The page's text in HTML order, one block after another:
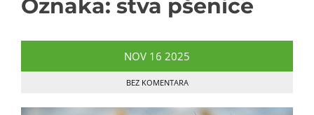
Oznaka: stva pšenice
NOV 16 2025
BEZ KOMENTARA